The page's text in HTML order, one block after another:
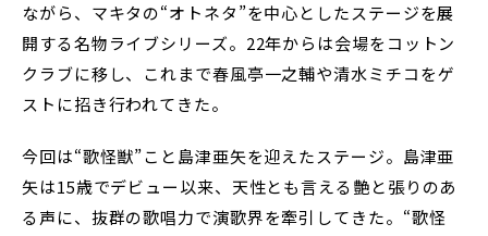
ながら、マキタの“オトネタ”を中心としたステージを展
開する名物ライブシリーズ。22年からは会場をコットン
クラブに移し、これまで春風亭一之輔や清水ミチコをゲ
ストに招き行われてきた。
今回は“歌怪獣”こと島津亜矢を迎えたステージ。島津亜
矢は15歳でデビュー以来、天性とも言える艶と張りのあ
る声に、抜群の歌唱力で演歌界を牽引してきた。“歌怪